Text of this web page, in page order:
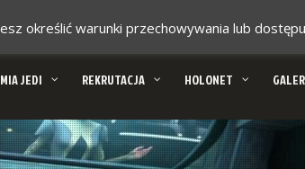
JEDI REKRUTACJA HOLONET
określić warunki przechowywania lub